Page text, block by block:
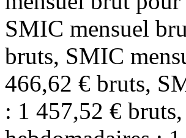
SMIC mensuel
bruts, SMIC
466,62 € bruts,
: 1 457,52 €